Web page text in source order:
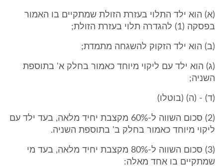
(א) הוא ילד התלוי בעזרת הזולת שמתקיים בו האמור
בפסקה (1) להגדרה תלוי בעזרת הזולת;
(ב) הוא ילד הזקוק להשגחה מתמדת;
(ג) הוא ילד עם ליקוי מיוחד כאמור בחלק א' בתוספת
השניה;
(ד) - (ה) (בוטלו)
(2) סכום השווה ל-60% מקצבת יחיד מלאה, בעד ילד עם
ליקוי מיוחד כאמור בחלק ב' בתוספת השניה.
(3) סכום השווה ל-80% מקצבת יחיד מלאה, בעד מי
שמתקיים בו אחד מאלה: